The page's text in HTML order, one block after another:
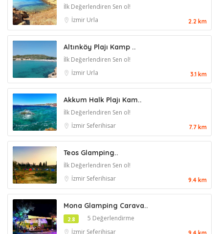
İlk Değerlendiren Sen ol!
İzmir Urla 2.2 km
Altınköy Plajı Kamp ..
İlk Değerlendiren Sen ol!
İzmir Urla 3.1 km
Akkum Halk Plajı Kam..
İlk Değerlendiren Sen ol!
İzmir Seferihisar 7.7 km
Teos Glamping..
İlk Değerlendiren Sen ol!
İzmir Seferihisar 9.4 km
Mona Glamping Carava..
2.8
5 Değerlendirme
İzmir Seferihisar